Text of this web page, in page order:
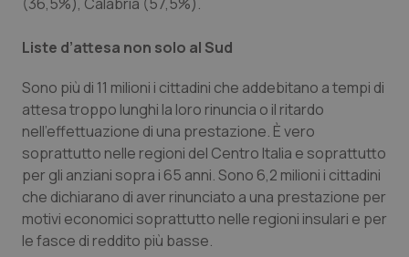
Liste d’attesa non solo al Sud
Sono più di 11 milioni i cittadini che addebitano a tempi di
attesa troppo lunghi la loro rinuncia o il ritardo
nell'effettuazione di una prestazione. È vero
soprattutto nelle regioni del Centro Italia e soprattutto
per gli anziani sopra i 65 anni. Sono 6,2 milioni i cittadini
che dichiarano di aver rinunciato a una prestazione per
motivi economici soprattutto nelle regioni insulari e per
le fasce di reddito più basse.